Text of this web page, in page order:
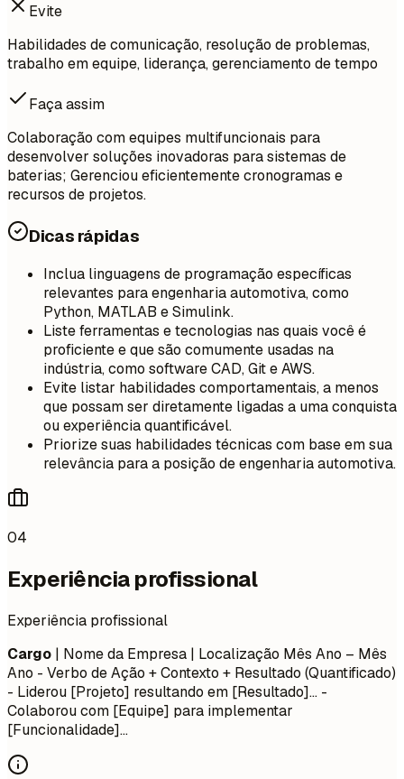
Evite
Habilidades de comunicação, resolução de problemas,
trabalho em equipe, liderança, gerenciamento de tempo
Faça assim
Colaboração com equipes multifuncionais para
desenvolver soluções inovadoras para sistemas de
baterias; Gerenciou eficientemente cronogramas e
recursos de projetos.
Dicas rápidas
Inclua linguagens de programação específicas
relevantes para engenharia automotiva, como
Python, MATLAB e Simulink.
Liste ferramentas e tecnologias nas quais você é
proficiente e que são comumente usadas na
indústria, como software CAD, Git e AWS.
Evite listar habilidades comportamentais, a menos
que possam ser diretamente ligadas a uma conquista
ou experiência quantificável.
Priorize suas habilidades técnicas com base em sua
relevância para a posição de engenharia automotiva.
04
Experiência profissional
Experiência profissional
Cargo | Nome da Empresa | Localização Mês Ano – Mês
Ano - Verbo de Ação + Contexto + Resultado (Quantificado)
- Liderou [Projeto] resultando em [Resultado]... -
Colaborou com [Equipe] para implementar
[Funcionalidade]...